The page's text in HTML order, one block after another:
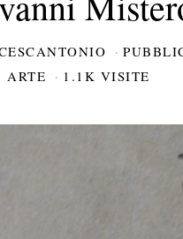
ARTE
1.1K VISITE